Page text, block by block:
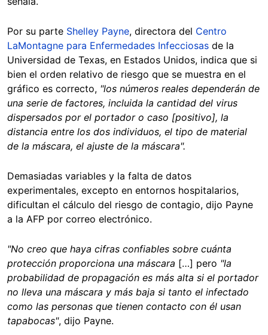
Por su parte Shelley Payne, directora del Centro
LaMontagne para Enfermedades Infecciosas de la
Universidad de Texas, en Estados Unidos, indica que si
bien el orden relativo de riesgo que se muestra en el
gráfico es correcto, "los números reales dependerán de
una serie de factores, incluida la cantidad del virus
dispersados por el portador o caso [positivo], la
distancia entre los dos individuos, el tipo de material
de la máscara, el ajuste de la máscara".
Demasiadas variables y la falta de datos
experimentales, excepto en entornos hospitalarios,
dificultan el cálculo del riesgo de contagio, dijo Payne
a la AFP por correo electrónico.
"No creo que haya cifras confiables sobre cuánta
protección proporciona una máscara […] pero "la
probabilidad de propagación es más alta si el portador
no lleva una máscara y más baja si tanto el infectado
como las personas que tienen contacto con él usan
tapabocas", dijo Payne.